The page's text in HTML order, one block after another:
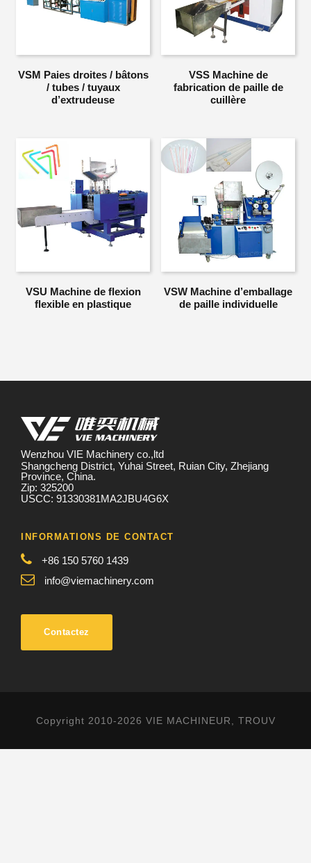
VSM Paies droites / bâtons
/ tubes / tuyaux
d’extrudeuse
VSS Machine de
fabrication de paille de
cuillère
VSU Machine de flexion
flexible en plastique
VSW Machine d’emballage
de paille individuelle
Wenzhou VIE Machinery co.,ltd
Shangcheng District, Yuhai Street, Ruian City, Zhejiang
Province, China.
Zip: 325200
USCC: 91330381MA2JBU4G6X
INFORMATIONS DE CONTACT
+86 150 5760 1439
info@viemachinery.com
Contactez
Copyright 2010-2026 VIE MACHINEUR, TROUV